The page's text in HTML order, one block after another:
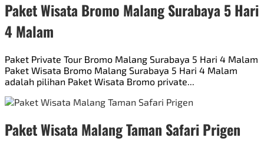
Paket Wisata Bromo Malang Surabaya 5 Hari
4 Malam
Paket Private Tour Bromo Malang Surabaya 5 Hari 4 Malam
Paket Wisata Bromo Malang Surabaya 5 Hari 4 Malam
adalah pilihan Paket Wisata Bromo private...
Paket Wisata Malang Taman Safari Prigen